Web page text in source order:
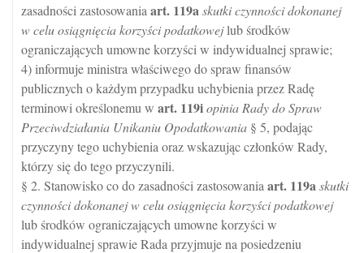
zasadności zastosowania art. 119askutki czynności dokonanej
w celu osiągnięcia korzyści podatkowejlub środków
ograniczających umowne korzyści w indywidualnej sprawie;
4) informuje ministra właściwego do spraw finansów
publicznych o każdym przypadku uchybienia przez Radę
terminowi określonemu w art. 119iopinia Rady do Spraw
Przeciwdziałania Unikaniu Opodatkowania § 5, podając
przyczyny tego uchybienia oraz wskazując członków Rady,
którzy się do tego przyczynili.
§ 2. Stanowisko co do zasadności zastosowania art. 119askutki
czynności dokonanej w celu osiągnięcia korzyści podatkowej
lub środków ograniczających umowne korzyści w
indywidualnej sprawie Rada przyjmuje na posiedzeniu